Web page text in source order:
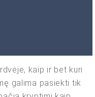
kaip ir bet kuri
galima pasiekti tik